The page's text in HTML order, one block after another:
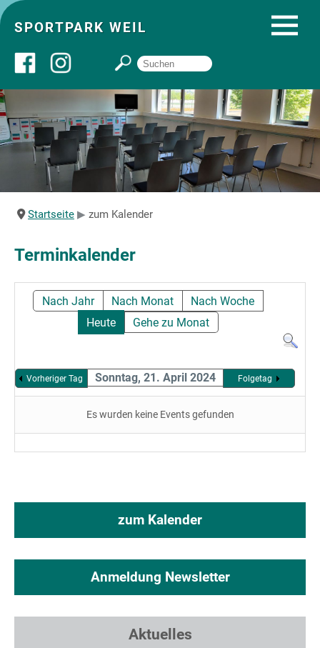
SPORTPARK WEIL
Über uns
Startseite
Angebote
Sportpark
Startseite zum Kalender
Terminkalender
Nach Jahr Nach Monat
Nach Woche
Heute
Gehe zu Monat
Vorheriger Tag Sonntag, 21. April 2024 Folgetag
Es wurden keine Events gefunden
zum Kalender
Anmeldung Newsletter
Aktuelles